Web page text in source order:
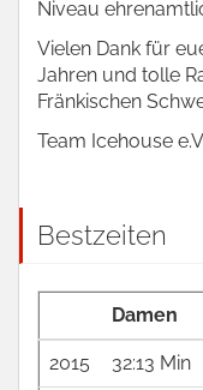
Niveau
Vielen Dank für
Jahren und tolle
Fränkischen
Team Icehouse
Bestzeiten
Damen
2015 32:13 Min